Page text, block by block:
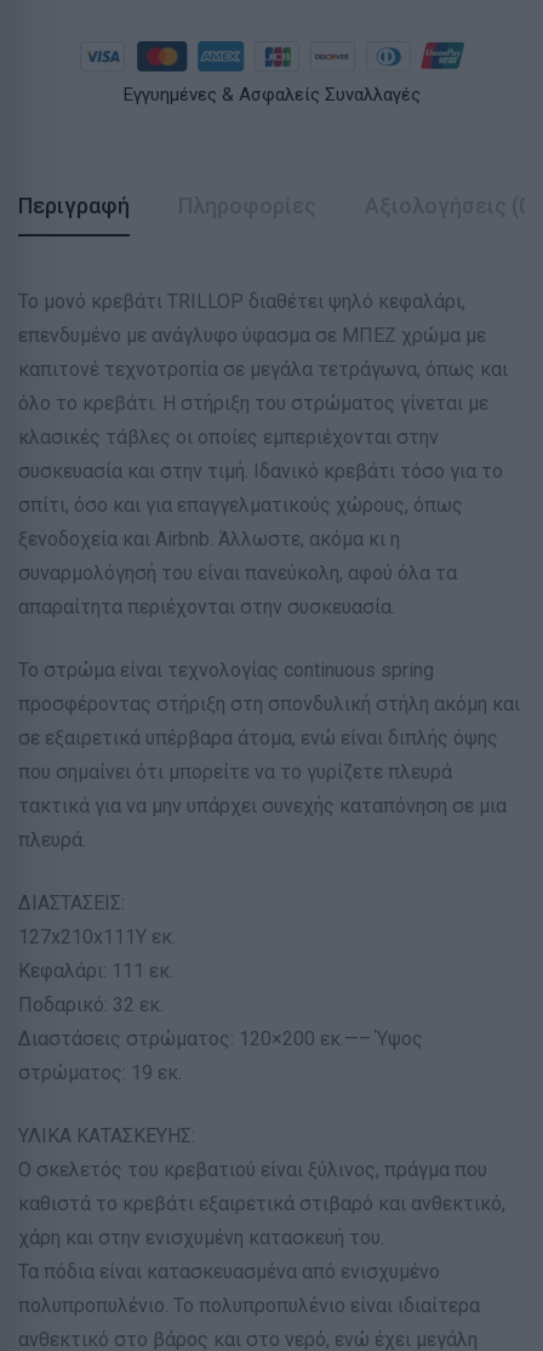
Εγγυημένες & Ασφαλείς Συναλλαγές
Περιγραφή
Το μονό κρεβάτι TRILLOP διαθέτει ψηλό κεφαλάρι,
επενδυμένο με ανάγλυφο ύφασμα σε ΜΠΕΖ χρώμα με
καπιτονέ τεχνοτροπία σε μεγάλα τετράγωνα, όπως και
όλο το κρεβάτι. Η στήριξη του στρώματος γίνεται με
κλασικές τάβλες οι οποίες εμπεριέχονται στην
συσκευασία και στην τιμή. Ιδανικό κρεβάτι τόσο για το
σπίτι, όσο και για επαγγελματικούς χώρους, όπως
ξενοδοχεία και Airbnb. Άλλωστε, ακόμα κι η
συναρμολόγησή του είναι πανεύκολη, αφού όλα τα
απαραίτητα περιέχονται στην συσκευασία.
Το στρώμα είναι τεχνολογίας continuous spring
προσφέροντας στήριξη στη σπονδυλική στήλη ακόμη και
σε εξαιρετικά υπέρβαρα άτομα, ενώ είναι διπλής όψης
που σημαίνει ότι μπορείτε να το γυρίζετε πλευρά
τακτικά για να μην υπάρχει συνεχής καταπόνηση σε μια
πλευρά.
ΔΙΑΣΤΑΣΕΙΣ:
127x210x111Υ εκ.
Κεφαλάρι: 111 εκ.
Ποδαρικό: 32 εκ.
Διαστάσεις στρώματος: 120×200 εκ.—– Ύψος
στρώματος: 19 εκ.
ΥΛΙΚΑ ΚΑΤΑΣΚΕΥΗΣ:
Ο σκελετός του κρεβατιού είναι ξύλινος, πράγμα που
καθιστά το κρεβάτι εξαιρετικά στιβαρό και ανθεκτικό,
χάρη και στην ενισχυμένη κατασκευή του.
Τα πόδια είναι κατασκευασμένα από ενισχυμένο
πολυπροπυλένιο. Το πολυπροπυλένιο είναι ιδιαίτερα
ανθεκτικό στο βάρος και στο νερό, ενώ έχει μεγάλη